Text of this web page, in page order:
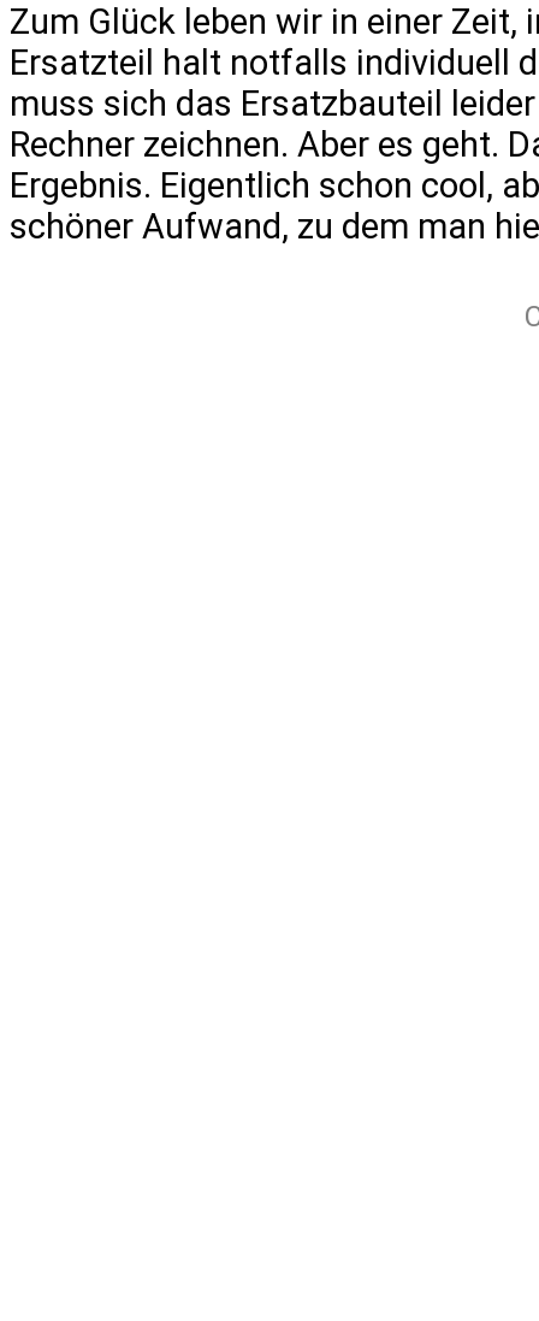
Zum Glück leben wir in einer Zeit,
Ersatzteil halt notfalls individuell
muss sich das Ersatzbauteil
Rechner zeichnen. Aber es geht.
Ergebnis. Eigentlich schon cool,
schöner Aufwand, zu dem man